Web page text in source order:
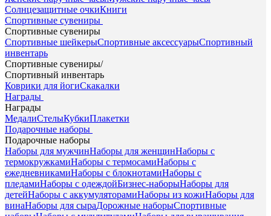
Солнцезащитные очкиКниги
Спортивные сувениры
Спортивные сувениры
Спортивные шейкерыСпортивные аксессуарыСпортивный
инвентарь
Спортивные сувениры/
Спортивный инвентарь
Коврики для йогиСкакалки
Награды
Награды
МедалиСтелыКубкиПлакетки
Подарочные наборы
Подарочные наборы
Наборы для мужчинНаборы для женщинНаборы с
термокружкамиНаборы с термосамиНаборы с
ежедневникамиНаборы с блокнотамиНаборы с
пледамиНаборы с одеждойБизнес-наборыНаборы для
детейНаборы с аккумуляторамиНаборы из кожиНаборы для
винаНаборы для сыраДорожные наборыСпортивные